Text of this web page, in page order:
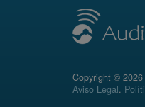
Copyright ©
Aviso Legal.